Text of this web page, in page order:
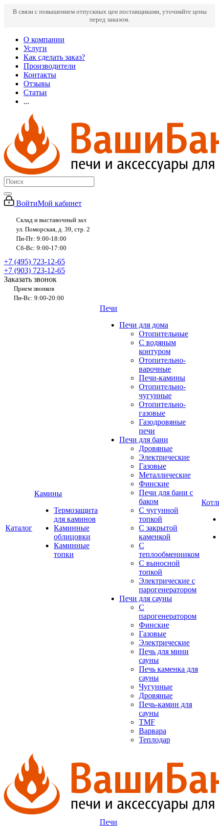
В связи с повышением отпускных цен поставщиками, уточняйте цены
перед заказом.
О компании
Услуги
Как сделать заказ?
Производители
Контакты
Отзывы
Статьи
...
ВойтиМой кабинет
Склад и выставочный зал
ул. Поморская, д. 39, стр. 2
Пн-Пт: 9:00-18:00
Сб-Вс: 9:00-17:00
+7 (495) 723-12-65
+7 (903) 723-12-65
Заказать звонок
Прием звонков
Пн-Вс: 9:00-20:00
Каталог
Камины
Термозащита
для каминов
Каминные
облицовки
Каминные
топки
Печи
Печи для дома
Отопительные
C водяным
контуром
Отопительно-
варочные
Печи-камины
Отопительно-
чугунные
Отопительно-
газовые
Газодровяные
печи
Печи для бани
Дровяные
Электрические
Газовые
Металлические
Финские
Печи для бани с
баком
С чугунной
топкой
С закрытой
каменкой
С
теплообменником
С выносной
топкой
Электрические с
парогенератором
Печи для сауны
С
парогенератором
Финские
Газовые
Электрические
Печь для мини
сауны
Печь каменка для
сауны
Чугунные
Дровяные
Печь-камин для
сауны
TMF
Варвара
Теплодар
Печи